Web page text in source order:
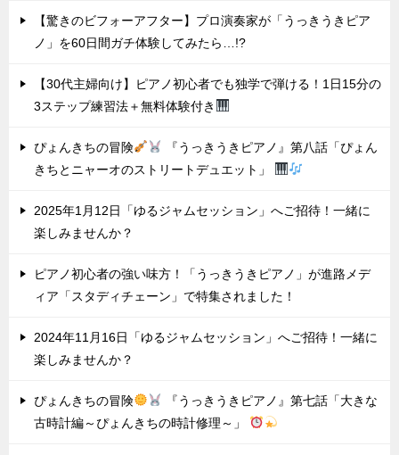
【驚きのビフォーアフター】プロ演奏家が「うっきうきピア
ノ」を60日間ガチ体験してみたら…!?
【30代主婦向け】ピアノ初心者でも独学で弾ける！1日15分の
3ステップ練習法＋無料体験付き
ぴょんきちの冒険
『うっきうきピアノ』第八話「ぴょん
きちとニャーオのストリートデュエット」
2025年1月12日「ゆるジャムセッション」へご招待！一緒に
楽しみませんか？
ピアノ初心者の強い味方！「うっきうきピアノ」が進路メデ
ィア「スタディチェーン」で特集されました！
2024年11月16日「ゆるジャムセッション」へご招待！一緒に
楽しみませんか？
ぴょんきちの冒険
『うっきうきピアノ』第七話「大きな
古時計編～ぴょんきちの時計修理～」